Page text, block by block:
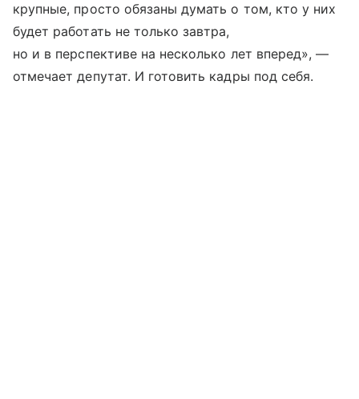
крупные, просто обязаны думать о том, кто у них
будет работать не только завтра,
но и в перспективе на несколько лет вперед», —
отмечает депутат. И готовить кадры под себя.